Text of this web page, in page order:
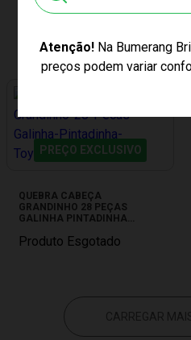
Atenção!Na Bumerang
preços podem variar
PEÇAS SUPERMAN DC
COMICS MULTIKIDS BR1322
Produto Esgotado
PREÇO EXCLUSIVO
QUEBRA CABEÇA
GRANDINHO 28 PEÇAS
GALINHA PINTADINHA
Produto Esgotado